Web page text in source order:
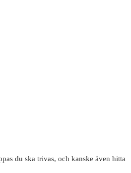
du ska trivas, och kanske även hitta